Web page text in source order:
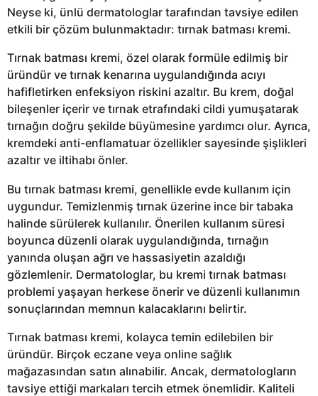
Neyse ki, ünlü dermatologlar tarafından tavsiye edilen
etkili bir çözüm bulunmaktadır: tırnak batması kremi.
Tırnak batması kremi, özel olarak formüle edilmiş bir
üründür ve tırnak kenarına uygulandığında acıyı
hafifletirken enfeksiyon riskini azaltır. Bu krem, doğal
bileşenler içerir ve tırnak etrafındaki cildi yumuşatarak
tırnağın doğru şekilde büyümesine yardımcı olur. Ayrıca,
kremdeki anti-enflamatuar özellikler sayesinde şişlikleri
azaltır ve iltihabı önler.
Bu tırnak batması kremi, genellikle evde kullanım için
uygundur. Temizlenmiş tırnak üzerine ince bir tabaka
halinde sürülerek kullanılır. Önerilen kullanım süresi
boyunca düzenli olarak uygulandığında, tırnağın
yanında oluşan ağrı ve hassasiyetin azaldığı
gözlemlenir. Dermatologlar, bu kremi tırnak batması
problemi yaşayan herkese önerir ve düzenli kullanımın
sonuçlarından memnun kalacaklarını belirtir.
Tırnak batması kremi, kolayca temin edilebilen bir
üründür. Birçok eczane veya online sağlık
mağazasından satın alınabilir. Ancak, dermatologların
tavsiye ettiği markaları tercih etmek önemlidir. Kaliteli